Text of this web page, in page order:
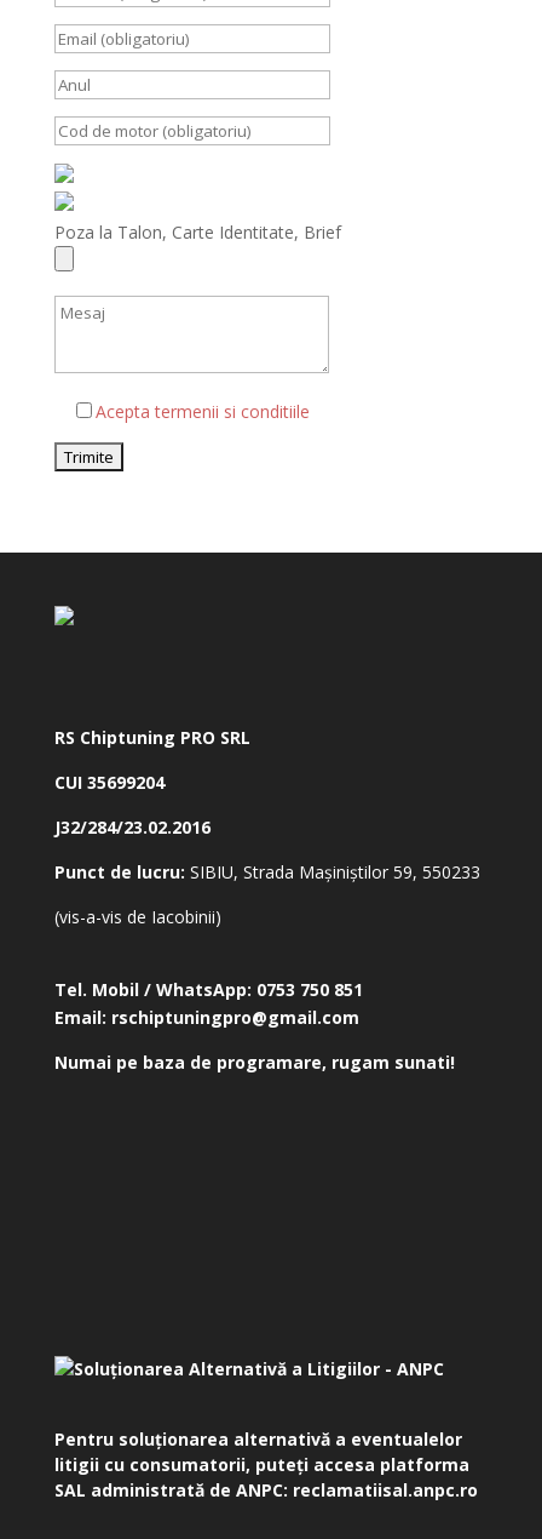
Poza la Talon, Carte Identitate, Brief
Acepta termenii si conditiile
RS Chiptuning PRO SRL
CUI 35699204
J32/284/23.02.2016
Punct de lucru: SIBIU, Strada Mașiniștilor 59, 550233
(vis-a-vis de Iacobinii)
Tel. Mobil / WhatsApp: 0753 750 851
Email: rschiptuningpro@gmail.com
Numai pe baza de programare, rugam sunati!
Pentru soluționarea alternativă a eventualelor
litigii cu consumatorii, puteți accesa platforma
SAL administrată de ANPC: reclamatiisal.anpc.ro